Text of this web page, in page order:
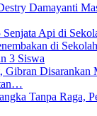
Damayanti
Api di
di
3 Siswa
Gibran Disarankan
Tanpa Raga,